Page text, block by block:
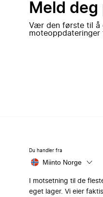
Meld
Vær den første til å
moteoppdateringer
Du handler fra
Miinto Norge
I motsetning til de
eget lager. Vi eier